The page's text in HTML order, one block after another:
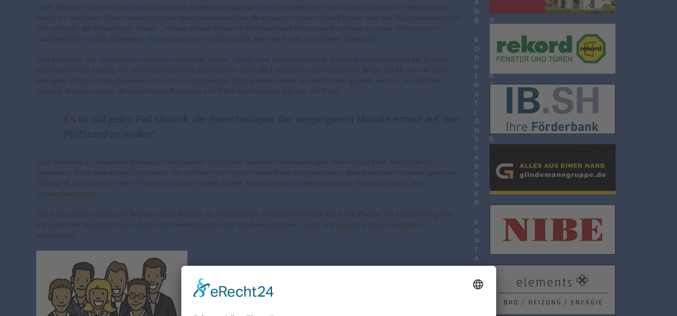
zahlt. Mit jeder Rate wird der zurückzuzahlende Kreditbetrag geringer, der Zinsanteil nimmt ab und der anfängliche Tilgungsanteil
nimmt zu. Bei hohen Zinsen werden nun bei gleichbleibender Rate die ersparten Zinsen schnell größer und der Tilgungsanteil erhöht
sich schneller als bei niedrigen Zinsen. „Höhere Zinsen führen im Rahmen eines Annuitäten-Darlehens zu einen verkürzenden
Laufzeiteffekt“, erklärt Stoltenberg. Es wird zwar mehr Geld bezahlt, aber der Kredit ist schneller abbezahlt.
Und das hilft in der momentanen Situation steigender Zinsen. Hierzu eine Beispielrechnung: Bis vor kurzem forderten die Banken
eine beginnende Tilgung von mindestens zwei bis drei Prozent, damit die Laufzeiten rechnerisch nicht länger als 35 oder 40 Jahre
betrugen. Mit dem angestiegenen Zins kann die beginnende Tilgung meist wieder auf ein Prozent gesenkt werden, bei gleicher
Laufzeit. Dadurch sinken die monatlichen Raten pro 120.000 € Kreditsumme teils um 100 Euro.
Es ist auf jeden Fall sinnvoll, die Berechnungen der vergangenen Monate erneut auf den
sagt Stoltenberg. Gerade die Beratung vom Experten schützt vor späteren Überraschungen, denn es gilt auch, Fallstricke zu
vermeiden. So ist eine kurze Zinsbindung von fünf oder zehn Jahren zwar meist am günstigsten, aber kombiniert mit einer geringen
Tilgung oft zu risikoreich. Denn Tilgung und Zinsen haben zudem Auswirkungen auf die sogenannte Restschuld nach dem
Zinsbindungsende.
TGI Finanzpartner berät und begleitet seine Kunden als unabhängiger Finanzdienstleister durch alle Phasen der Finanzierung und
hat dabei den Überblick über nahezu alle Darlehensgeber und Sonderkonditionen – auch und gerade in dieser speziellen
Marktphase.
A
G
B
K
O
O
P
E
R
A
T
O
N
S
P
A
R
T
N
E
R
K
O
N
T
A
K
S
A
B
E